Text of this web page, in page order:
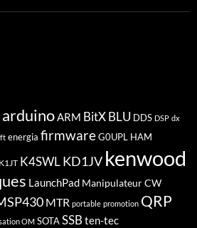
arduinoARM BitX BLU DDS DSP dx
energia firmwareG0UPL HAM
K1JT K4SWL KD1JV kenwood
LaunchPad Manipulateur CW
MTR portable promotion QRP
OM SOTASSB ten-tec